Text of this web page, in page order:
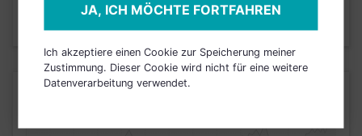
KURSENTWICKLUNG
JA, ICH MÖCHTE FORTFAHREN
Ich akzeptiere einen Cookie zur Speicherung meiner
Zustimmung. Dieser Cookie wird nicht für eine weitere
Datenverarbeitung verwendet.